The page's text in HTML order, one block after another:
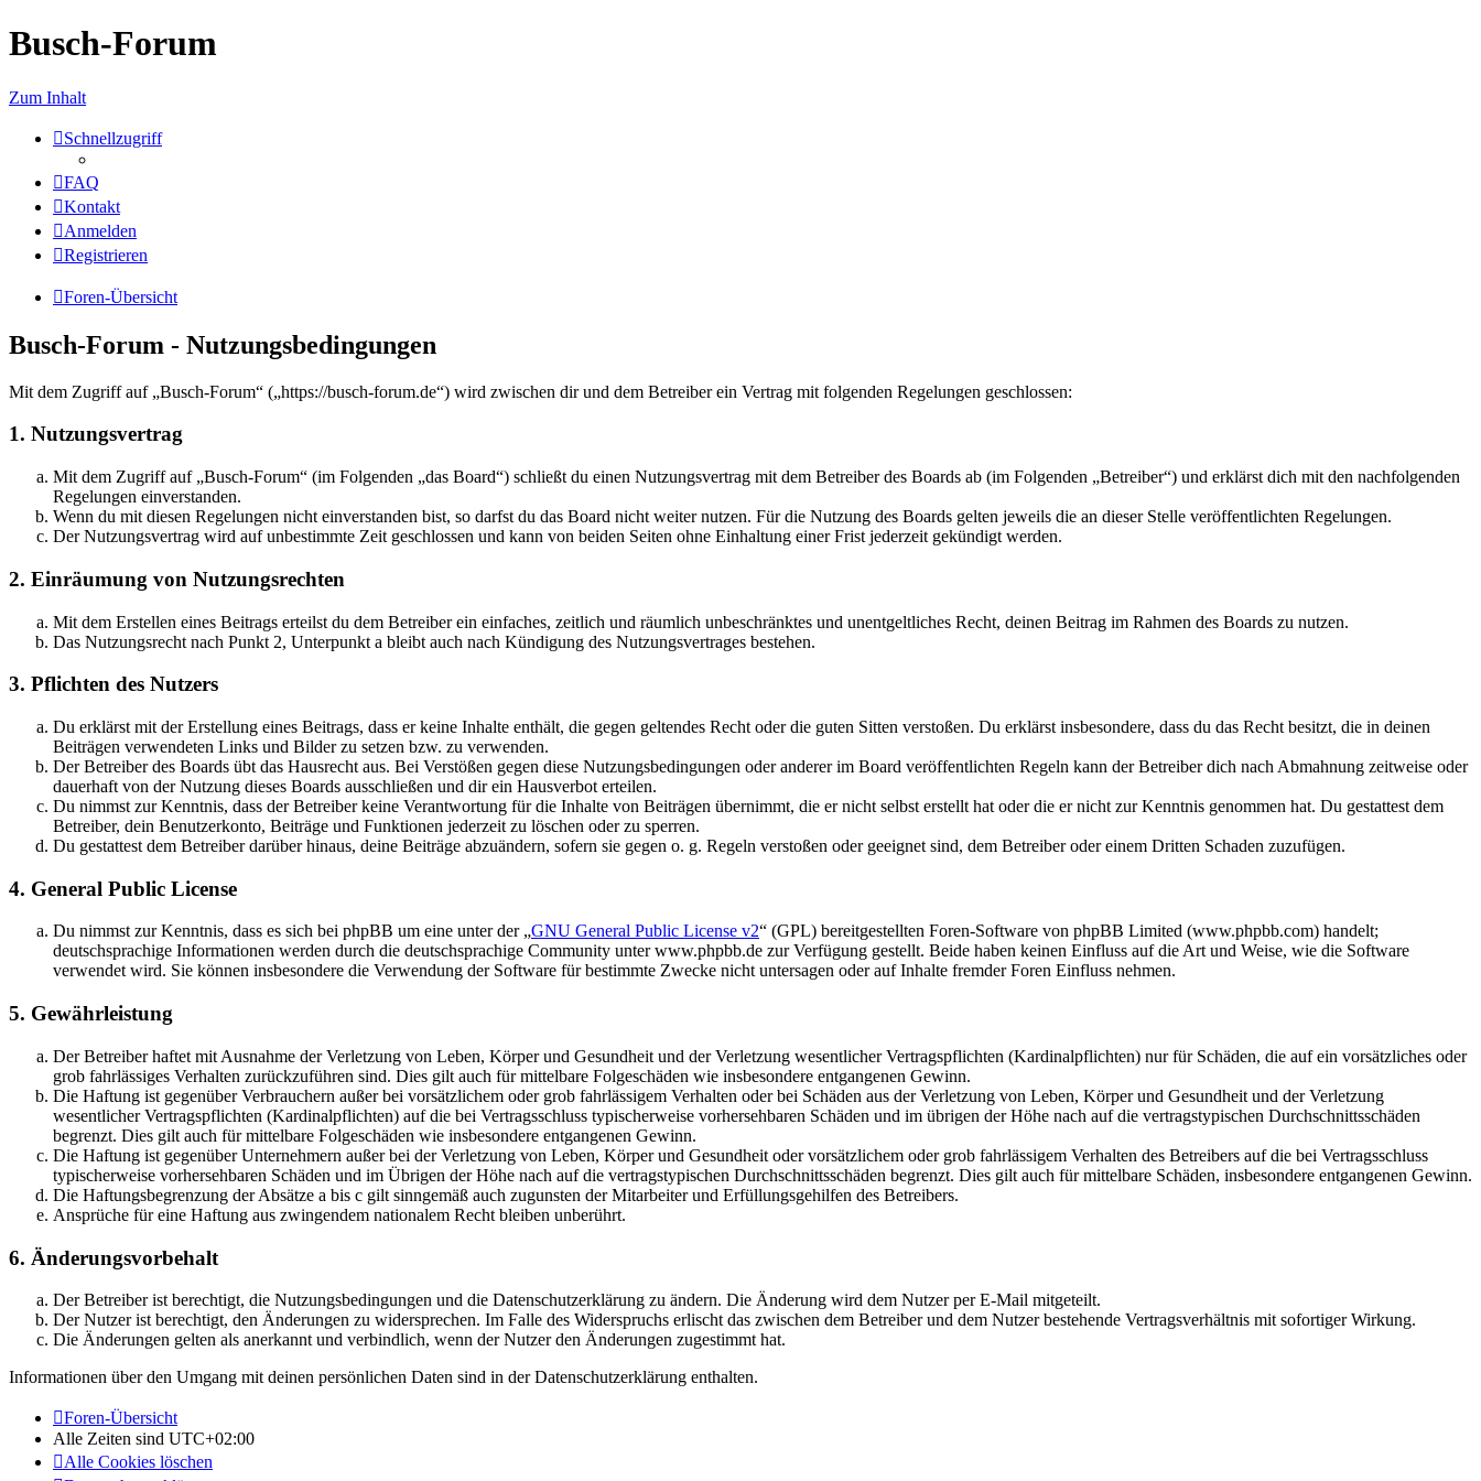
Busch-Forum
Zum Inhalt
Schnellzugriff
FAQ
Kontakt
Anmelden
Registrieren
Foren-Übersicht
Busch-Forum - Nutzungsbedingungen
Mit dem Zugriff auf „Busch-Forum“ („https://busch-forum.de“) wird zwischen dir und dem Betreiber ein Vertrag mit folgenden Regelungen geschlossen:
1. Nutzungsvertrag
Mit dem Zugriff auf „Busch-Forum“ (im Folgenden „das Board“) schließt du einen Nutzungsvertrag mit dem Betreiber des Boards ab (im Folgenden „Betreiber“) und erklärst dich mit den nachfolgenden
Regelungen einverstanden.
Wenn du mit diesen Regelungen nicht einverstanden bist, so darfst du das Board nicht weiter nutzen. Für die Nutzung des Boards gelten jeweils die an dieser Stelle veröffentlichten Regelungen.
Der Nutzungsvertrag wird auf unbestimmte Zeit geschlossen und kann von beiden Seiten ohne Einhaltung einer Frist jederzeit gekündigt werden.
2. Einräumung von Nutzungsrechten
Mit dem Erstellen eines Beitrags erteilst du dem Betreiber ein einfaches, zeitlich und räumlich unbeschränktes und unentgeltliches Recht, deinen Beitrag im Rahmen des Boards zu nutzen.
Das Nutzungsrecht nach Punkt 2, Unterpunkt a bleibt auch nach Kündigung des Nutzungsvertrages bestehen.
3. Pflichten des Nutzers
Du erklärst mit der Erstellung eines Beitrags, dass er keine Inhalte enthält, die gegen geltendes Recht oder die guten Sitten verstoßen. Du erklärst insbesondere, dass du das Recht besitzt, die in deinen
Beiträgen verwendeten Links und Bilder zu setzen bzw. zu verwenden.
Der Betreiber des Boards übt das Hausrecht aus. Bei Verstößen gegen diese Nutzungsbedingungen oder anderer im Board veröffentlichten Regeln kann der Betreiber dich nach Abmahnung zeitweise oder
dauerhaft von der Nutzung dieses Boards ausschließen und dir ein Hausverbot erteilen.
Du nimmst zur Kenntnis, dass der Betreiber keine Verantwortung für die Inhalte von Beiträgen übernimmt, die er nicht selbst erstellt hat oder die er nicht zur Kenntnis genommen hat. Du gestattest dem
Betreiber, dein Benutzerkonto, Beiträge und Funktionen jederzeit zu löschen oder zu sperren.
Du gestattest dem Betreiber darüber hinaus, deine Beiträge abzuändern, sofern sie gegen o. g. Regeln verstoßen oder geeignet sind, dem Betreiber oder einem Dritten Schaden zuzufügen.
4. General Public License
Du nimmst zur Kenntnis, dass es sich bei phpBB um eine unter der „GNU General Public License v2“ (GPL) bereitgestellten Foren-Software von phpBB Limited (www.phpbb.com) handelt;
deutschsprachige Informationen werden durch die deutschsprachige Community unter www.phpbb.de zur Verfügung gestellt. Beide haben keinen Einfluss auf die Art und Weise, wie die Software
verwendet wird. Sie können insbesondere die Verwendung der Software für bestimmte Zwecke nicht untersagen oder auf Inhalte fremder Foren Einfluss nehmen.
5. Gewährleistung
Der Betreiber haftet mit Ausnahme der Verletzung von Leben, Körper und Gesundheit und der Verletzung wesentlicher Vertragspflichten (Kardinalpflichten) nur für Schäden, die auf ein vorsätzliches oder
grob fahrlässiges Verhalten zurückzuführen sind. Dies gilt auch für mittelbare Folgeschäden wie insbesondere entgangenen Gewinn.
Die Haftung ist gegenüber Verbrauchern außer bei vorsätzlichem oder grob fahrlässigem Verhalten oder bei Schäden aus der Verletzung von Leben, Körper und Gesundheit und der Verletzung
wesentlicher Vertragspflichten (Kardinalpflichten) auf die bei Vertragsschluss typischerweise vorhersehbaren Schäden und im übrigen der Höhe nach auf die vertragstypischen Durchschnittsschäden
begrenzt. Dies gilt auch für mittelbare Folgeschäden wie insbesondere entgangenen Gewinn.
Die Haftung ist gegenüber Unternehmern außer bei der Verletzung von Leben, Körper und Gesundheit oder vorsätzlichem oder grob fahrlässigem Verhalten des Betreibers auf die bei Vertragsschluss
typischerweise vorhersehbaren Schäden und im Übrigen der Höhe nach auf die vertragstypischen Durchschnittsschäden begrenzt. Dies gilt auch für mittelbare Schäden, insbesondere entgangenen Gewinn.
Die Haftungsbegrenzung der Absätze a bis c gilt sinngemäß auch zugunsten der Mitarbeiter und Erfüllungsgehilfen des Betreibers.
Ansprüche für eine Haftung aus zwingendem nationalem Recht bleiben unberührt.
6. Änderungsvorbehalt
Der Betreiber ist berechtigt, die Nutzungsbedingungen und die Datenschutzerklärung zu ändern. Die Änderung wird dem Nutzer per E-Mail mitgeteilt.
Der Nutzer ist berechtigt, den Änderungen zu widersprechen. Im Falle des Widerspruchs erlischt das zwischen dem Betreiber und dem Nutzer bestehende Vertragsverhältnis mit sofortiger Wirkung.
Die Änderungen gelten als anerkannt und verbindlich, wenn der Nutzer den Änderungen zugestimmt hat.
Informationen über den Umgang mit deinen persönlichen Daten sind in der Datenschutzerklärung enthalten.
Foren-Übersicht
Alle Zeiten sind UTC+02:00
Alle Cookies löschen